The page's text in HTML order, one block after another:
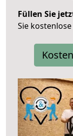
Füllen Sie
Sie